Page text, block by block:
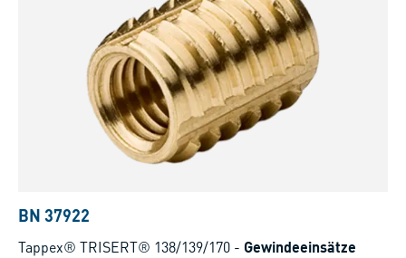
BN 37922
Tappex® TRISERT® 138/139/170 - Gewindeeinsätze